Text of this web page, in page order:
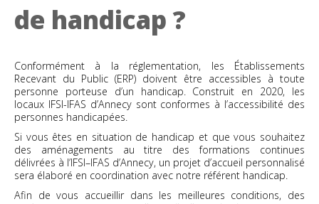
de handicap ?
Conformément à la réglementation, les Établissements
Recevant du Public (ERP) doivent être accessibles à toute
personne porteuse d’un handicap. Construit en 2020, les
locaux IFSI-IFAS d’Annecy sont conformes à l’accessibilité des
personnes handicapées.
Si vous êtes en situation de handicap et que vous souhaitez
des aménagements au titre des formations continues
délivrées à l’IFSI–IFAS d’Annecy, un projet d’accueil personnalisé
sera élaboré en coordination avec notre référent handicap.
Afin de vous accueillir dans les meilleures conditions, des